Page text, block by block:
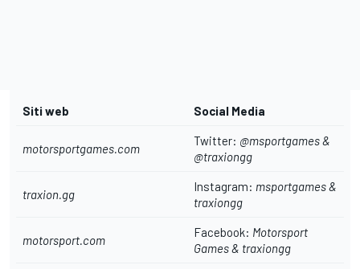
Siti web Social Media
motorsportgames.com
Twitter: @msportgames&
@traxiongg
traxion.gg
Instagram: msportgames&
traxiongg
motorsport.com
Facebook: Motorsport
Games& traxiongg